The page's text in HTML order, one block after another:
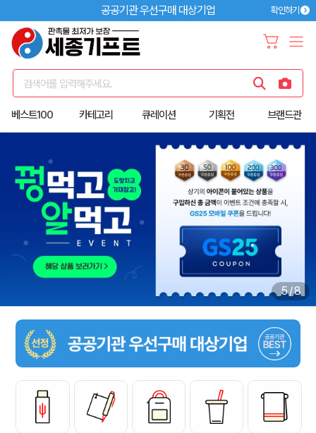
공공기관 우선구매 대상기업 확인하기
검색어를 입력해주세요.
베스트100 카테고리 큐레이션 기획전 브랜드관
6/8